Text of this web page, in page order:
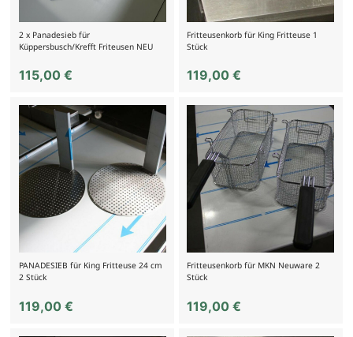
2 x Panadesieb für
Küppersbusch/Krefft Friteusen NEU
115,00 €
Fritteusenkorb für King Fritteuse 1
Stück
119,00€
PANADESIEB für King Fritteuse 24 cm
2 Stück
119,00 €
Fritteusenkorb für MKN Neuware 2
Stück
119,00€